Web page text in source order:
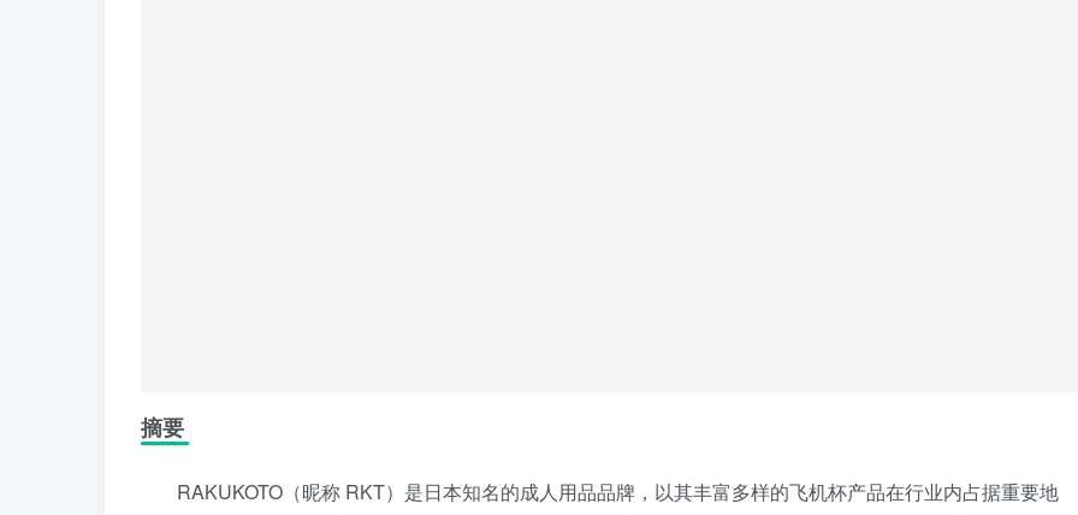
摘要
RAKUKOTO（昵称 RKT）是日本知名的成人用品品牌，以其丰富多样的飞机杯产品在行业内占据重要地